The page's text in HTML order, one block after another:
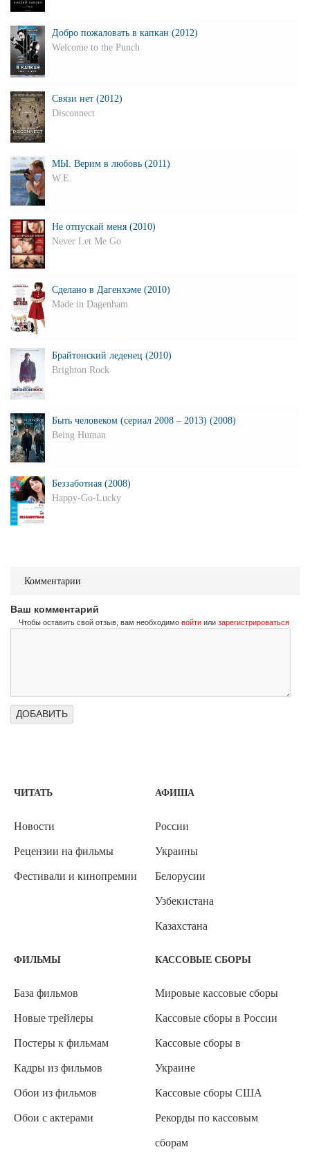
Добро пожаловать в капкан (2012)
Welcome to the Punch
Связи нет (2012)
Disconnect
МЫ. Верим в любовь (2011)
W.E.
Не отпускай меня (2010)
Never Let Me Go
Сделано в Дагенхэме (2010)
Made in Dagenham
Брайтонский леденец (2010)
Brighton Rock
Быть человеком (сериал 2008 – 2013) (2008)
Being Human
Беззаботная (2008)
Happy-Go-Lucky
Комментарии
Ваш комментарий
Чтобы оставить свой отзыв, вам необходимо войти или зарегистрироваться
ЧИТАТЬ
Новости
Рецензии на фильмы
Фестивали и кинопремии
АФИША
России
Украины
Белорусии
Узбекистана
Казахстана
ФИЛЬМЫ
База фильмов
Новые трейлеры
Постеры к фильмам
Кадры из фильмов
Обои из фильмов
Обои с актерами
КАССОВЫЕ СБОРЫ
Мировые кассовые сборы
Кассовые сборы в России
Кассовые сборы в
Украине
Кассовые сборы США
Рекорды по кассовым
сборам